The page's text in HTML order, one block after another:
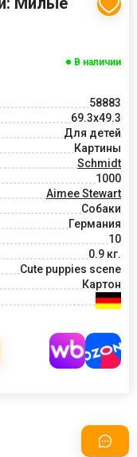
В наличии
58883
69.3x49.3
Для детей
Картины
Schmidt
1000
Aimee Stewart
Собаки
Германия
10
0.9 кг.
Cute puppies scene
Картон